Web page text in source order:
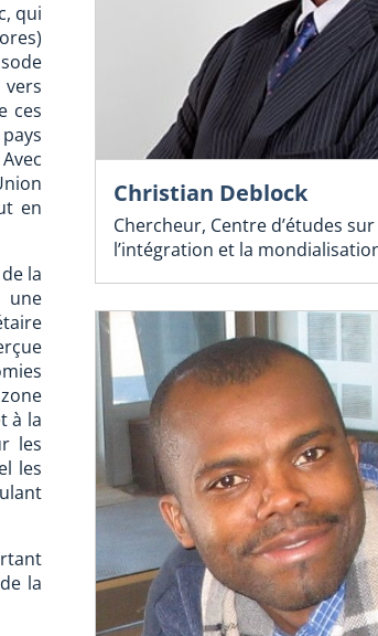
qui
ces
en
la
une
à la
les
les
la
Christian Deblock
Chercheur, Centre d’études sur
l’intégration et la